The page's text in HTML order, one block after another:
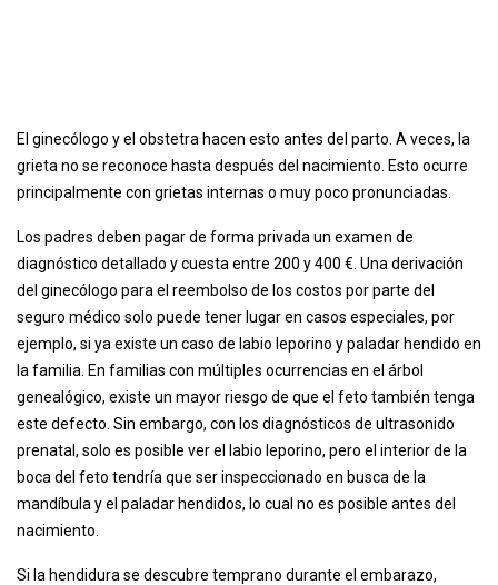
El ginecólogo y el obstetra hacen esto antes del parto. A veces, la
grieta no se reconoce hasta después del nacimiento. Esto ocurre
principalmente con grietas internas o muy poco pronunciadas.
Los padres deben pagar de forma privada un examen de
diagnóstico detallado y cuesta entre 200 y 400 €. Una derivación
del ginecólogo para el reembolso de los costos por parte del
seguro médico solo puede tener lugar en casos especiales, por
ejemplo, si ya existe un caso de labio leporino y paladar hendido en
la familia. En familias con múltiples ocurrencias en el árbol
genealógico, existe un mayor riesgo de que el feto también tenga
este defecto. Sin embargo, con los diagnósticos de ultrasonido
prenatal, solo es posible ver el labio leporino, pero el interior de la
boca del feto tendría que ser inspeccionado en busca de la
mandíbula y el paladar hendidos, lo cual no es posible antes del
nacimiento.
Si la hendidura se descubre temprano durante el embarazo,